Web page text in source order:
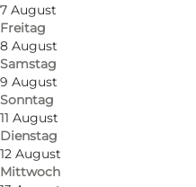
7 August
Freitag
8 August
Samstag
9 August
Sonntag
11 August
Dienstag
12 August
Mittwoch